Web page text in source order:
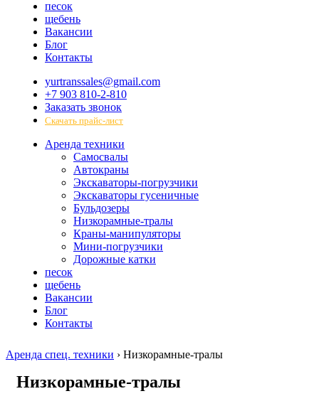
песок
щебень
Вакансии
Блог
Контакты
yurtranssales@gmail.com
+7 903 810-2-810
Заказать звонок
Скачать прайс-лист
Аренда техники
Самосвалы
Автокраны
Экскаваторы-погрузчики
Экскаваторы гусеничные
Бульдозеры
Низкорамные-тралы
Краны-манипуляторы
Мини-погрузчики
Дорожные катки
песок
щебень
Вакансии
Блог
Контакты
Аренда спец. техники › Низкорамные-тралы
Низкорамные-тралы